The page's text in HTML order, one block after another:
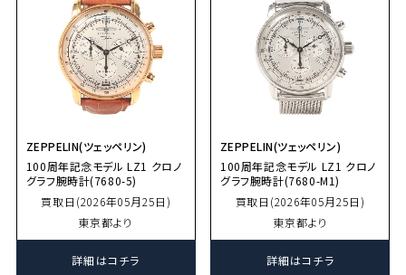
ZEPPELIN(ツェッペリン)
100周年記念モデル LZ1 クロノ
グラフ腕時計(7680-5)
買取日(2026年05月25日)
東京都より
詳細はコチラ
ZEPPELIN(ツェッペリン)
100周年記念モデル LZ1 クロノ
グラフ腕時計(7680-M1)
買取日(2026年05月25日)
東京都より
詳細はコチラ